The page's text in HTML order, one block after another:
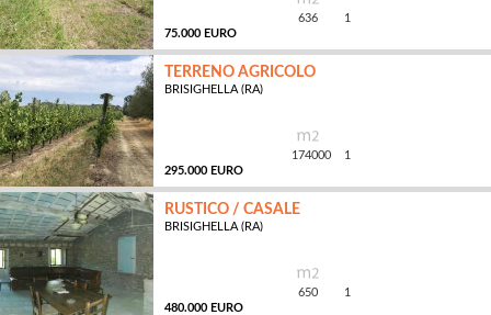
75.000 EURO
636 1
TERRENO AGRICOLO
BRISIGHELLA (RA)
295.000 EURO
174000 1
RUSTICO / CASALE
BRISIGHELLA (RA)
480.000 EURO
650 1